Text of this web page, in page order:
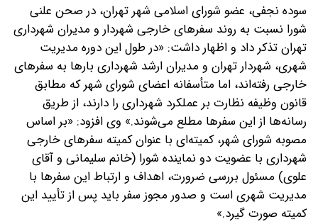
سوده نجفی، عضو شورای اسلامی شهر تهران، در صحن علنی
شورا نسبت به روند سفرهای خارجی شهردار و مدیران شهرداری
تهران تذکر داد و اظهار داشت: «در طول این دوره مدیریت
شهری، شهردار تهران و مدیران ارشد شهرداری بارها به سفرهای
خارجی رفته‌اند، اما متأسفانه اعضای شورای شهر که مطابق
قانون وظیفه نظارت بر عملکرد شهرداری را دارند، از طریق
رسانه‌ها از این سفرها مطلع می‌شوند.» وی افزود: «بر اساس
مصوبه شورای شهر، کمیته‌ای با عنوان کمیته سفرهای خارجی
شهرداری با عضویت دو نماینده شورا (خانم سلیمانی و آقای
علوی) مسئول بررسی ضرورت، اهداف و ارتباط این سفرها با
مدیریت شهری است و صدور مجوز سفر باید پس از تأیید این
کمیته صورت گیرد.»